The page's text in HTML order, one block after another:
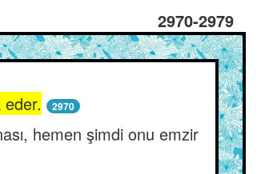
2970-2979
2970
hemen şimdi onu emzir